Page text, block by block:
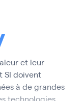
et leur
SI doivent
à de grandes
technologies